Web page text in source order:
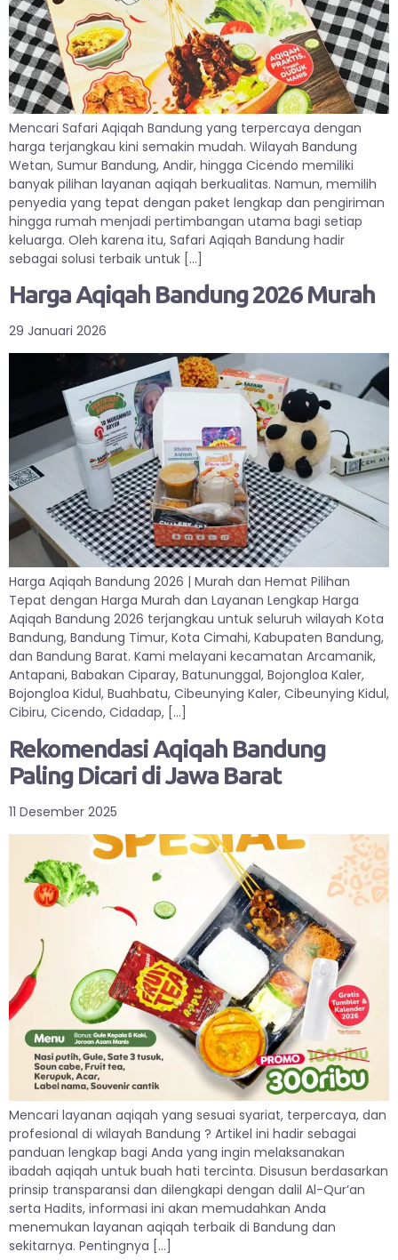
Mencari Safari Aqiqah Bandung yang terpercaya dengan
harga terjangkau kini semakin mudah. Wilayah Bandung
Wetan, Sumur Bandung, Andir, hingga Cicendo memiliki
banyak pilihan layanan aqiqah berkualitas. Namun, memilih
penyedia yang tepat dengan paket lengkap dan pengiriman
hingga rumah menjadi pertimbangan utama bagi setiap
keluarga. Oleh karena itu, Safari Aqiqah Bandung hadir
sebagai solusi terbaik untuk […]
Harga Aqiqah Bandung 2026 Murah
29 Januari 2026
Harga Aqiqah Bandung 2026 | Murah dan Hemat Pilihan
Tepat dengan Harga Murah dan Layanan Lengkap Harga
Aqiqah Bandung 2026 terjangkau untuk seluruh wilayah Kota
Bandung, Bandung Timur, Kota Cimahi, Kabupaten Bandung,
dan Bandung Barat. Kami melayani kecamatan Arcamanik,
Antapani, Babakan Ciparay, Batununggal, Bojongloa Kaler,
Bojongloa Kidul, Buahbatu, Cibeunying Kaler, Cibeunying Kidul,
Cibiru, Cicendo, Cidadap, […]
Rekomendasi Aqiqah Bandung
Paling Dicari di Jawa Barat
11 Desember 2025
Mencari layanan aqiqah yang sesuai syariat, terpercaya, dan
profesional di wilayah Bandung ? Artikel ini hadir sebagai
panduan lengkap bagi Anda yang ingin melaksanakan
ibadah aqiqah untuk buah hati tercinta. Disusun berdasarkan
prinsip transparansi dan dilengkapi dengan dalil Al-Qur’an
serta Hadits, informasi ini akan memudahkan Anda
menemukan layanan aqiqah terbaik di Bandung dan
sekitarnya. Pentingnya […]